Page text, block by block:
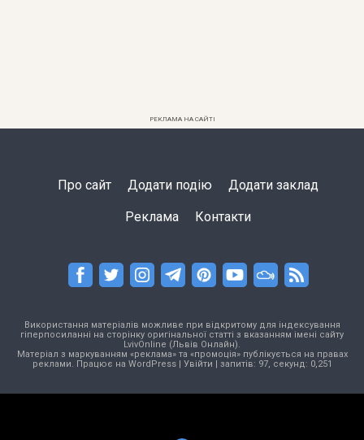
РЕКЛАМА НА САЙТІ
Про сайт Додати подію Додати заклад
Реклама Контакти
Використання матеріалів можливе при відкритому для індексування
гіперпосиланні на сторінку оригінальної статті з вказанням імені сайту
LvivOnline (Львів Онлайн).
Матеріал з маркуванням «реклама» та «промоція» публікується на правах
реклами. Працює на WordPress| Увійти | запитів: 97, секунд: 0,251